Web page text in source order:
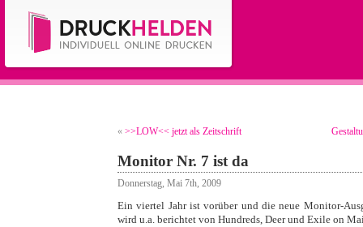
« >>LOW<< jetzt als Zeitschrift
Monitor Nr. 7 ist da
Donnerstag, Mai 7th, 2009
Ein viertel Jahr ist vorüber und die neue Monitor-
wird u.a. berichtet von Hundreds, Deer und Exile on